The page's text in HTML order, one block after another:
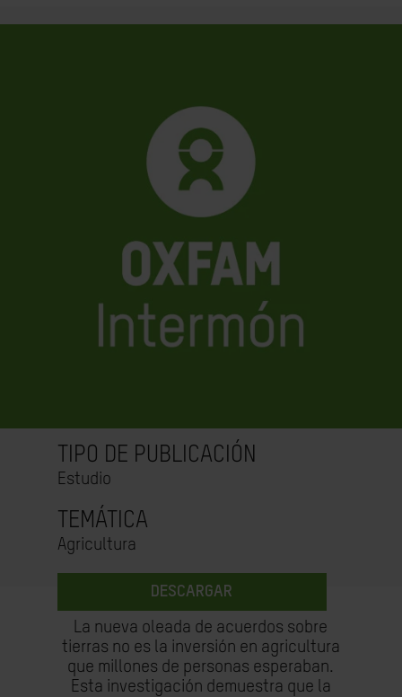
TIPO DE PUBLICACIÓN
Estudio
TEMÁTICA
Agricultura
DESCARGAR
La nueva oleada de acuerdos sobre
tierras no es la inversión en agricultura
que millones de personas esperaban.
Esta investigación demuestra que la